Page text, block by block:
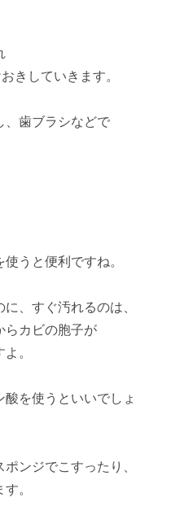
きしていきます。
、歯ブラシなどで
うと便利ですね。
、すぐ汚れるのは、
らカビの胞子が
。
を使うといいでしょ
ンジでこすったり、
。